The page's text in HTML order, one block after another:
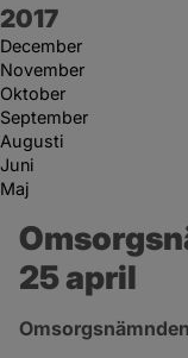
År:
2017
December
November
Oktober
September
Augusti
Juni
Maj
25 april